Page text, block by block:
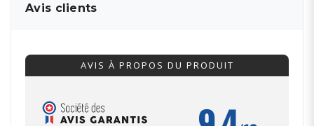
Avis clients
AVIS À PROPOS DU PRODUIT